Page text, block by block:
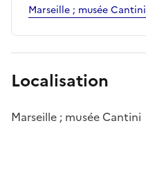
Marseille ; musée Cantini
Localisation
Marseille ; musée Cantini